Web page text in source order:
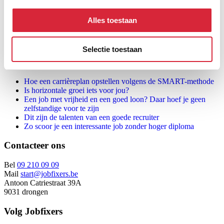
Alles toestaan
Selectie toestaan
Geef je over aan een aantal eenvoudige vragen en ontdek het
meteen!
Het bekijken waard
Hoe een carrièreplan opstellen volgens de SMART-methode
Is horizontale groei iets voor jou?
Een job met vrijheid en een goed loon? Daar hoef je geen
zelfstandige voor te zijn
Dit zijn de talenten van een goede recruiter
Zo scoor je een interessante job zonder hoger diploma
Contacteer ons
Bel 09 210 09 09
Mail start@jobfixers.be
Antoon Catriestraat 39A
9031 drongen
Volg Jobfixers